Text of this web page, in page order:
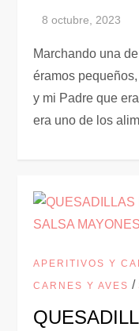
Marchando una
éramos
y mi Padre que
era uno de los
APERITIVOS Y
CARNES Y AVES /